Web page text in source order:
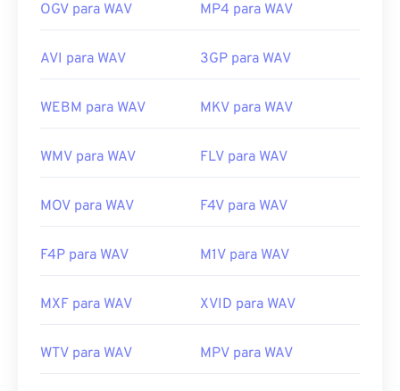
OGV para WAV MP4 para WAV
AVI para WAV 3GP para WAV
WEBM para WAV MKV para WAV
WMV para WAV FLV para WAV
MOV para WAV F4V para WAV
F4P para WAV M1V para WAV
MXF para WAV XVID para WAV
WTV para WAV MPV para WAV